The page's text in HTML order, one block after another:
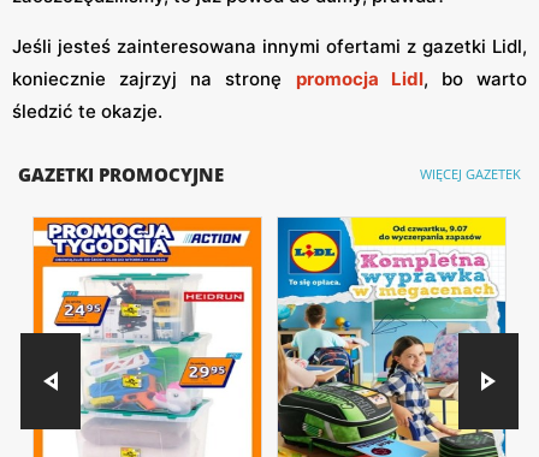
Jeśli jesteś zainteresowana innymi ofertami z gazetki Lidl,
koniecznie zajrzyj na stronę promocja Lidl, bo warto
śledzić te okazje.